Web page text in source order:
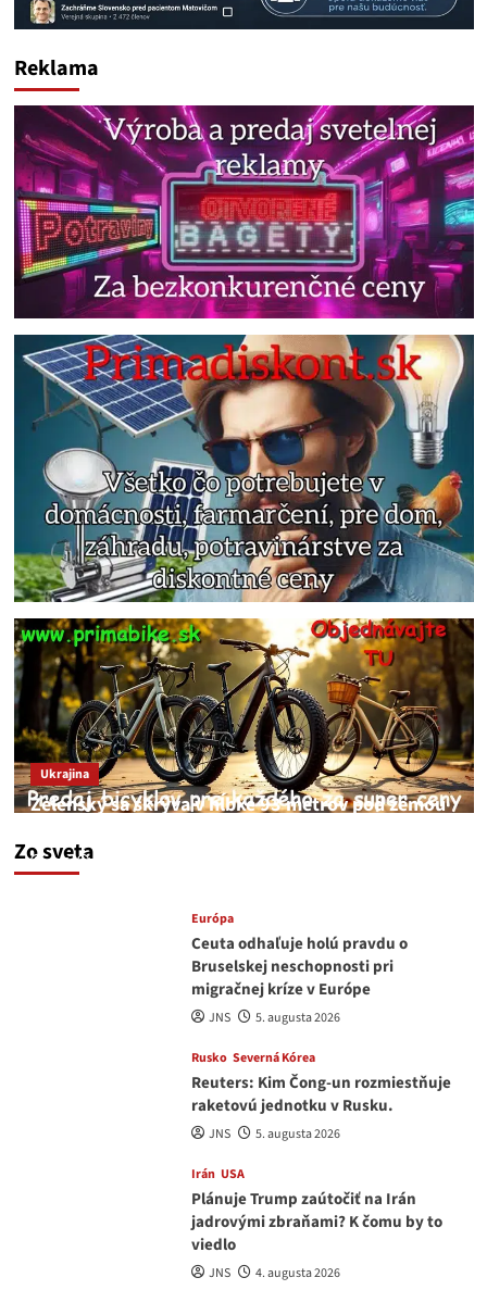
Reklama
Zo sveta
Ukrajina
Zelenský sa skrýva v hĺbke 93 metrov pod zemou
JNS
Európa
Ceuta odhaľuje holú pravdu o
Bruselskej neschopnosti pri
migračnej kríze v Európe
JNS 5. augusta 2026
Rusko Severná Kórea
Reuters: Kim Čong-un rozmiestňuje
raketovú jednotku v Rusku.
JNS 5. augusta 2026
Irán USA
Plánuje Trump zaútočiť na Irán
jadrovými zbraňami? K čomu by to
viedlo
JNS 4. augusta 2026